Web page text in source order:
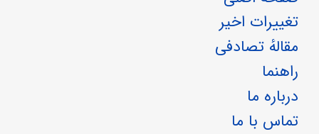
تغییرات اخیر
مقالهٔ تصادفی
راهنما
درباره ما
تماس با ما